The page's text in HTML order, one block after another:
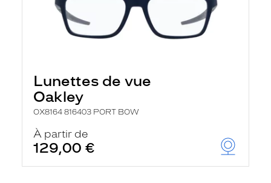
Lunettes de vue
Oakley
OX8164 816403 PORT BOW
À partir de
129,00 €